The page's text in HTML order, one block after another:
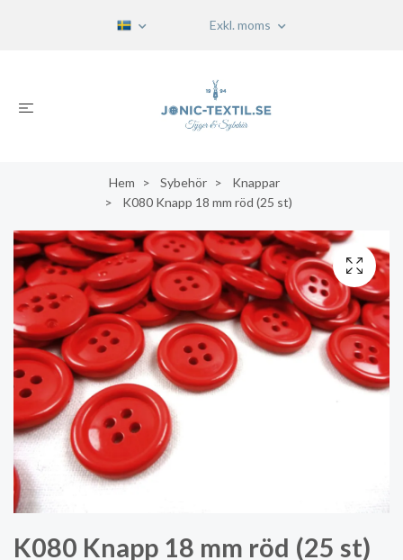
Exkl. moms
Hem Sybehör
Knappar
K080 Knapp 18 mm röd (25 st)
K080 Knapp 18 mm röd (25 st)